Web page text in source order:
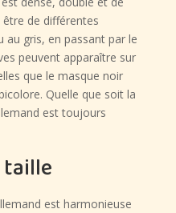
de différentes
au gris, en passant par le
peuvent apparaître sur
que le masque noir
Quelle que soit la
est toujours
est harmonieuse